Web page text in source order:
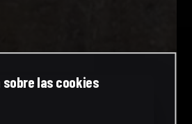
las cookies